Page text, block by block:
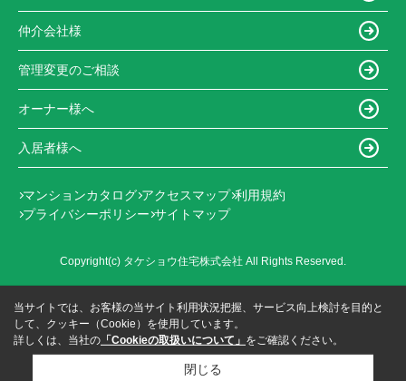
仲介会社様
管理変更のご相談
オーナー様へ
入居者様へ
マンションカタログ アクセスマップ 利用規約
プライバシーポリシー サイトマップ
Copyright(c) タケショウ住宅株式会社 All Rights Reserved.
当サイトでは、お客様の当サイト利用状況把握、サービス向上検討を目的と
して、クッキー（Cookie）を使用しています。
詳しくは、当社の 「Cookieの取扱いについて」 をご確認ください。
閉じる